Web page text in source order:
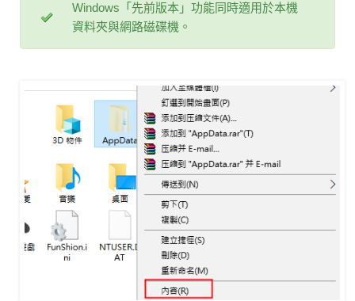
Windows「先前版本」功能同時適用於本機
資料夾與網路磁碟機。